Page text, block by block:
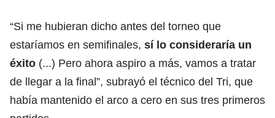
“Si me hubieran dicho antes del torneo que
estaríamos en semifinales, sí lo consideraría un
éxito (...) Pero ahora aspiro a más, vamos a tratar
de llegar a la final”, subrayó el técnico del Tri, que
había mantenido el arco a cero en sus tres primeros